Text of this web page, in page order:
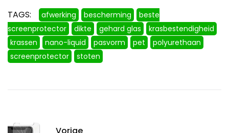
TAGS: afwerking bescherming
beste
screenprotector
dikte gehard glas
krasbestendigheid
krassen
nano-liquid pasvorm pet
polyurethaan
screenprotector
stoten